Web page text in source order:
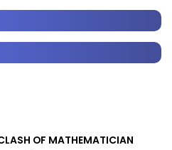
OF MATHEMATICIAN